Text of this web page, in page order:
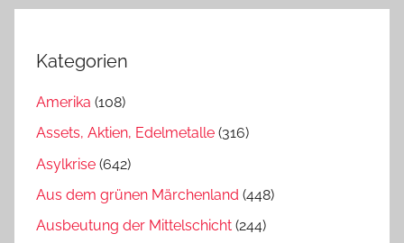
Kategorien
Amerika (108)
Assets, Aktien, Edelmetalle (316)
Asylkrise (642)
Aus dem grünen Märchenland (448)
Ausbeutung der Mittelschicht (244)